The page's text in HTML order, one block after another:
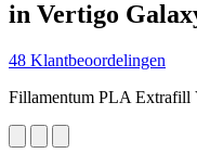
in Vertigo
48 Klantbeoordelingen
Fillamentum PLA Extrafill